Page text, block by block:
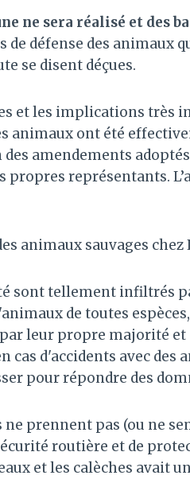
ne sera réalisé et des
de défense des animaux
se disent déçues.
et les implications très
animaux ont été
amendements
représentants.
animaux sauvages chez
sont tellement infiltrés
de toutes
leur propre majorité et
cas d'accidents avec des
pour répondre des
ne prennent pas (ou ne
routière et de
et les calèches avait